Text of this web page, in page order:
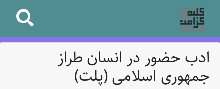
ادب حضور در انسان طراز
جمهوری اسلامی (پلت)